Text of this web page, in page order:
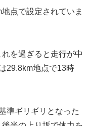
点で設定されていま
を過ぎると走行が中
29.8km地点で13時
準ギリギリとなった